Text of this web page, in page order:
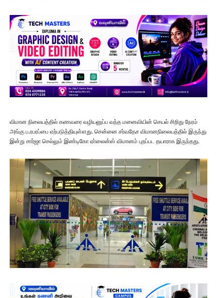
விமான நிலையத்தில் கணவரை வழியனுப்ப வந்த மனைவியின் செயல் சிறிது நேரம்
அங்கு ப.ரபரப்பை ஏற்படுத்தியுள்ளது. சென்னை சர்வதேச விமானநிலையத்தில் இருந்து
இன்று சார்ஜா செல்லும் இண்டிகோ ஏா்லைன்ஸ் விமானம் புறப்பட தயாராக இருந்தது.